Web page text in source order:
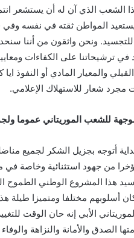
الشعب الذي آن له أن يستشعر
المواطن ثقته في نفسه وفي
للتجسيد. ونحن واثقون من أننا
في ترشيحاتنا على الكفاءات
والمعيار المادي أو النفوذ
شعار للاستهلاك الإعلامي.
للشعب الموريتاني عموما
أتوجه بجزيل الشكر لجميع
من جهود استثنائية وخاصة في
هذا المشروع الوطني الطموح
أسلوبهم مختلفا ومتميزا طيلة
الأبي إنه حان الوقت
الصدق والأمانة والنزاهة